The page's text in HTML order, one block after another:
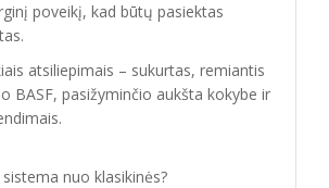
poveikį, kad būtų pasiektas
atsiliepimais – sukurtas, remiantis
BASF, pasižyminčio aukšta kokybe ir
nuo klasikinės?